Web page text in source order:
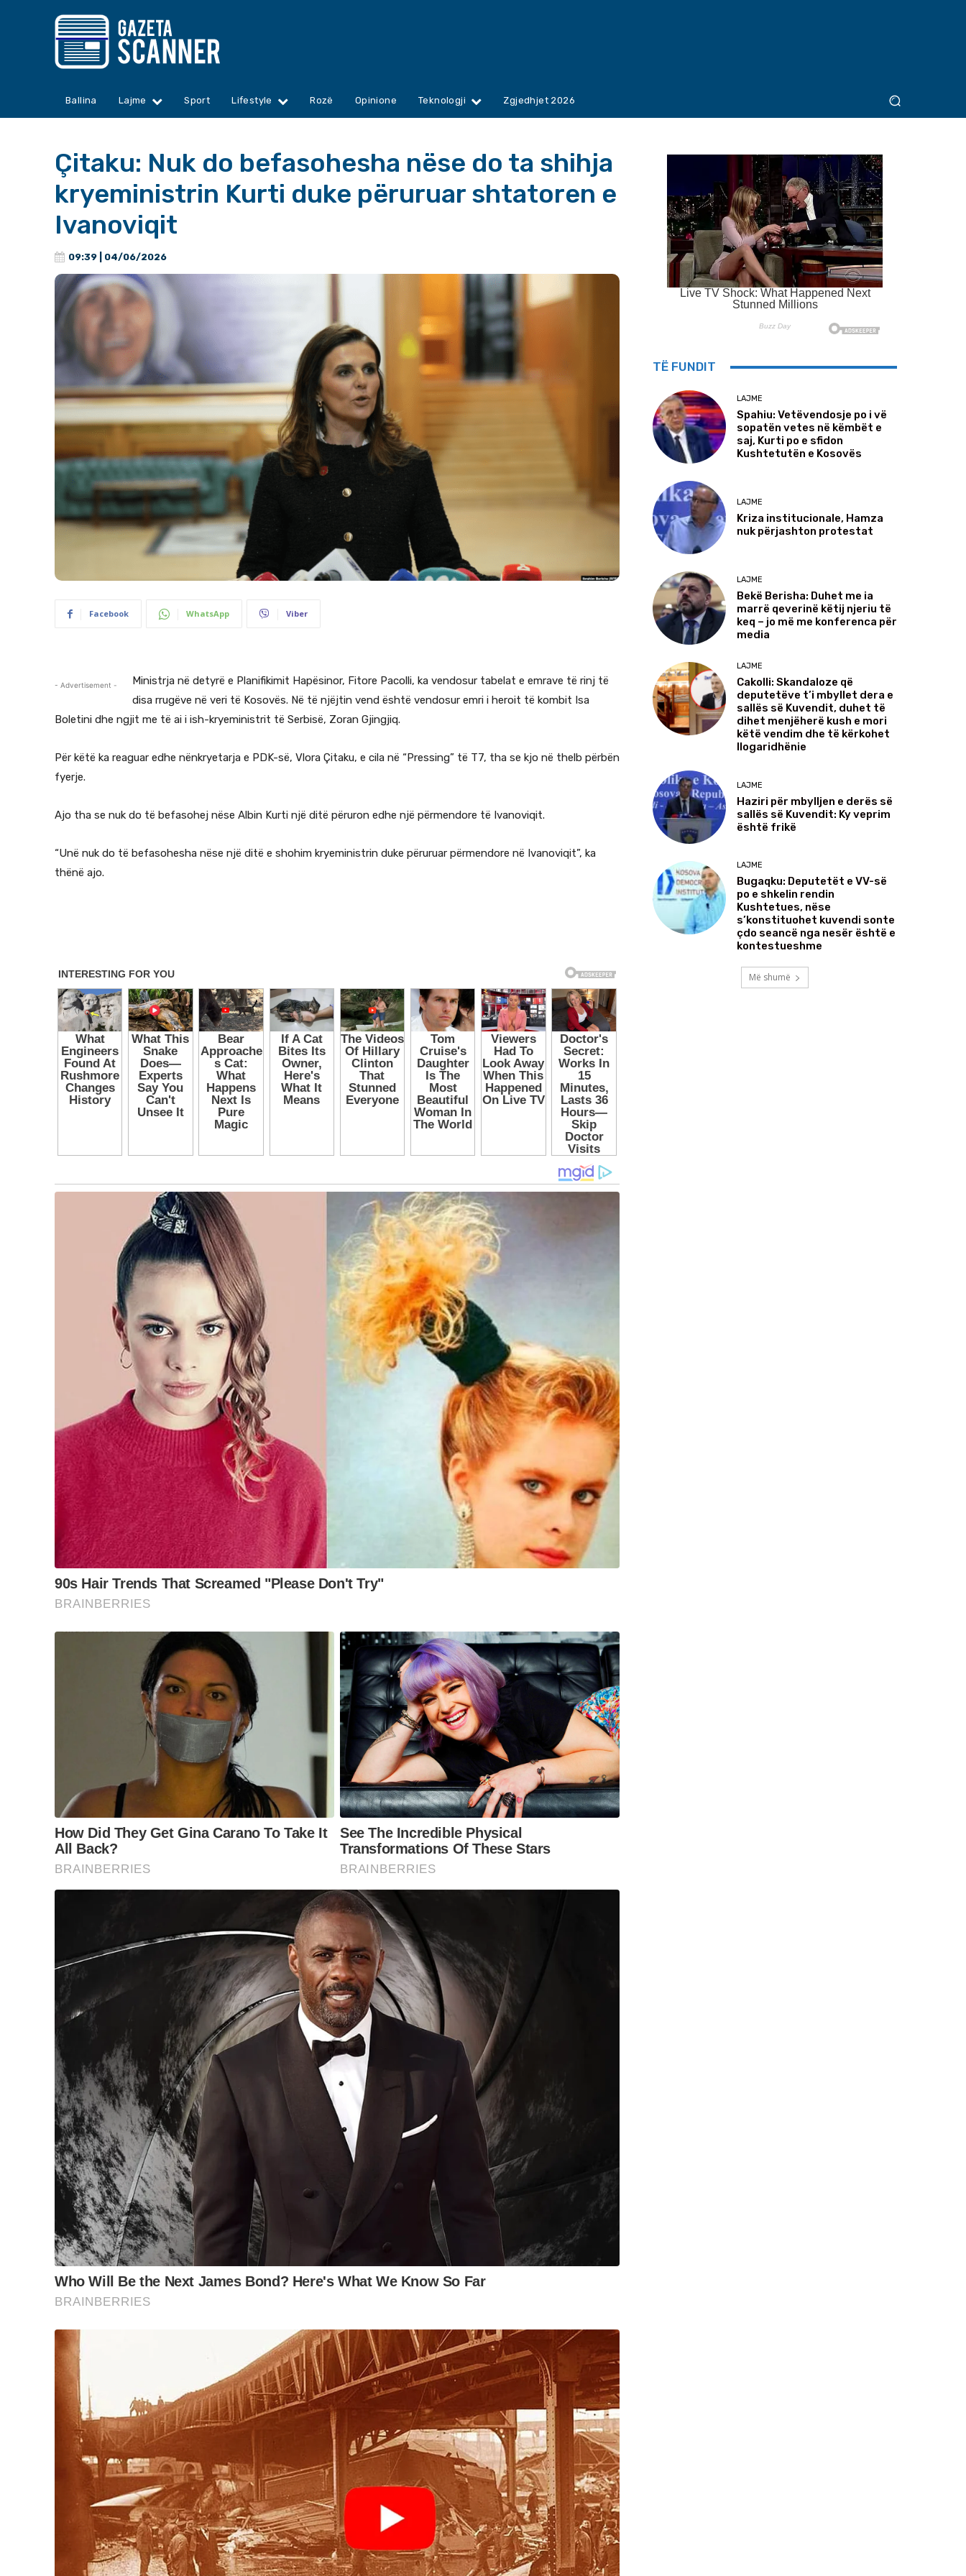
Ballina Lajme Sport Lifestyle Rozë Opinione Teknologji Zgjedhjet 2026
Çitaku: Nuk do befasohesha nëse do ta shihja
kryeministrin Kurti duke përuruar shtatoren e
Ivanoviqit
09:39 | 04/06/2026
Facebook WhatsApp Viber
- Advertisement -
Ministrja në detyrë e Planifikimit Hapësinor, Fitore Pacolli, ka vendosur tabelat e emrave të rinj të
disa rrugëve në veri të Kosovës. Në të njëjtin vend është vendosur emri i heroit të kombit Isa
Boletini dhe ngjit me të ai i ish-kryeministrit të Serbisë, Zoran Gjingjiq.
Për këtë ka reaguar edhe nënkryetarja e PDK-së, Vlora Çitaku, e cila në “Pressing” të T7, tha se kjo në thelb përbën
fyerje.
Ajo tha se nuk do të befasohej nëse Albin Kurti një ditë përuron edhe një përmendore të Ivanoviqit.
“Unë nuk do të befasohesha nëse një ditë e shohim kryeministrin duke përuruar përmendore në Ivanoviqit”, ka
thënë ajo.
TË FUNDIT
LAJME
Spahiu: Vetëvendosje po i vë
sopatën vetes në këmbët e
saj, Kurti po e sfidon
Kushtetutën e Kosovës
LAJME
Kriza institucionale, Hamza
nuk përjashton protestat
LAJME
Bekë Berisha: Duhet me ia
marrë qeverinë këtij njeriu të
keq – jo më me konferenca për
media
LAJME
Cakolli: Skandaloze që
deputetëve t’i mbyllet dera e
sallës së Kuvendit, duhet të
dihet menjëherë kush e mori
këtë vendim dhe të kërkohet
llogaridhënie
LAJME
Haziri për mbylljen e derës së
sallës së Kuvendit: Ky veprim
është frikë
LAJME
Bugaqku: Deputetët e VV-së
po e shkelin rendin
Kushtetues, nëse
s’konstituohet kuvendi sonte
çdo seancë nga nesër është e
kontestueshme
Më shumë